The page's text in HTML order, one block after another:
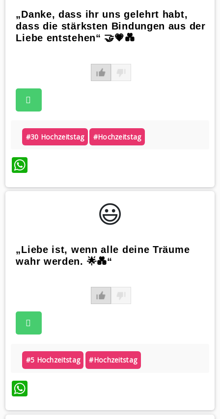
„Danke, dass ihr uns gelehrt habt,
dass die stärksten Bindungen aus der
Liebe entstehen“ 🤝💗💑
#30 Hochzeitstag #hochzeitstag
WhatsApp
😃️
„Liebe ist, wenn alle deine Träume
wahr werden. 🌟💑“
#5 Hochzeitstag #hochzeitstag
WhatsApp